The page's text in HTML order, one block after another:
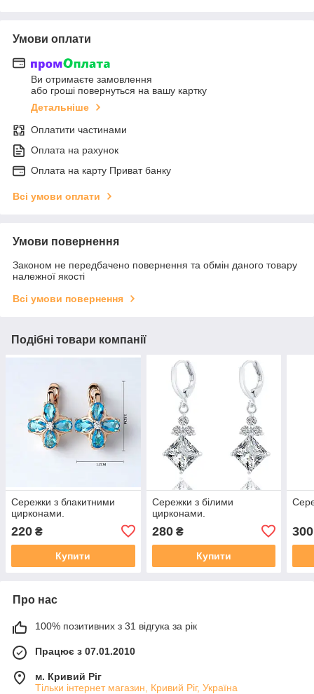
Умови оплати
Ви отримаєте замовлення
або гроші повернуться на вашу картку
Детальніше
Оплатити частинами
Оплата на рахунок
Оплата на карту Приват банку
Всі умови оплати
Умови повернення
Законом не передбачено повернення та обмін даного товару
належної якості
Всі умови повернення
Подібні товари компанії
Сережки з блакитними
цирконами.
220 ₴
Купити
Сережки з білими
цирконами.
280₴
Купити
300
Про нас
100% позитивних з 31 відгука за рік
Працює з 07.01.2010
м. Кривий Ріг
Тільки інтернет магазин, Кривий Ріг, Україна